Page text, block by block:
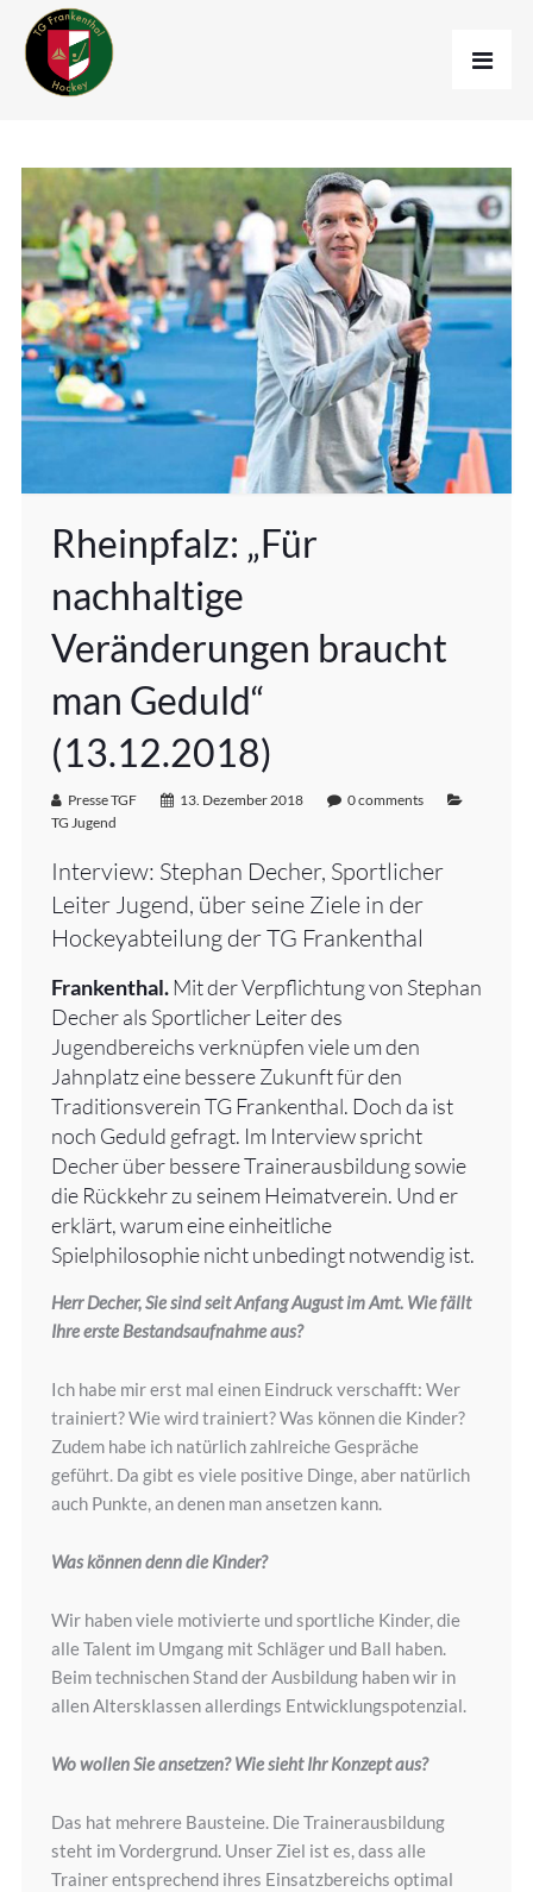
Rheinpfalz: „Für
nachhaltige
Veränderungen braucht
man Geduld“
(13.12.2018)
Presse TGF 13. Dezember 2018
0 comments
TG Jugend
Interview: Stephan Decher, Sportlicher
Leiter Jugend, über seine Ziele in der
Hockeyabteilung der TG Frankenthal
Frankenthal.Mit der Verpflichtung von Stephan
Decher als Sportlicher Leiter des
Jugendbereichs verknüpfen viele um den
Jahnplatz eine bessere Zukunft für den
Traditionsverein TG Frankenthal. Doch da ist
noch Geduld gefragt. Im Interview spricht
Decher über bessere Trainerausbildung sowie
die Rückkehr zu seinem Heimatverein. Und er
erklärt, warum eine einheitliche
Spielphilosophie nicht unbedingt notwendig ist.
Herr Decher, Sie sind seit Anfang August im Amt. Wie fällt
Ihre erste Bestandsaufnahme aus?
Ich habe mir erst mal einen Eindruck verschafft: Wer
trainiert? Wie wird trainiert? Was können die Kinder?
Zudem habe ich natürlich zahlreiche Gespräche
geführt. Da gibt es viele positive Dinge, aber natürlich
auch Punkte, an denen man ansetzen kann.
Was können denn die Kinder?
Wir haben viele motivierte und sportliche Kinder, die
alle Talent im Umgang mit Schläger und Ball haben.
Beim technischen Stand der Ausbildung haben wir in
allen Altersklassen allerdings Entwicklungspotenzial.
Wo wollen Sie ansetzen? Wie sieht Ihr Konzept aus?
Das hat mehrere Bausteine. Die Trainerausbildung
steht im Vordergrund. Unser Ziel ist es, dass alle
Trainer entsprechend ihres Einsatzbereichs optimal